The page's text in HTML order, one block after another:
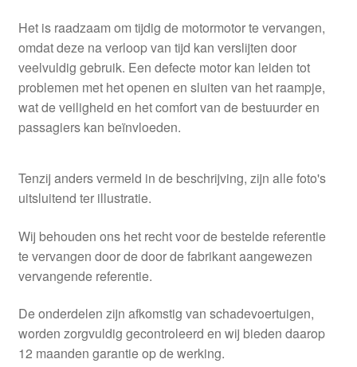
Het is raadzaam om tijdig de motormotor te vervangen,
omdat deze na verloop van tijd kan verslijten door
veelvuldig gebruik. Een defecte motor kan leiden tot
problemen met het openen en sluiten van het raampje,
wat de veiligheid en het comfort van de bestuurder en
passagiers kan beïnvloeden.
Tenzij anders vermeld in de beschrijving, zijn alle foto's
uitsluitend ter illustratie.
Wij behouden ons het recht voor de bestelde referentie
te vervangen door de door de fabrikant aangewezen
vervangende referentie.
De onderdelen zijn afkomstig van schadevoertuigen,
worden zorgvuldig gecontroleerd en wij bieden daarop
12 maanden garantie op de werking.